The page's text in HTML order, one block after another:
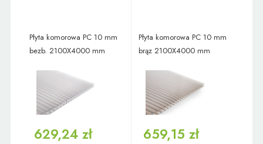
Płyta komorowa PC 10 mm
bezb. 2100X4000 mm
629,24 zł
Płyta komorowa PC 10 mm
brąz 2100X4000 mm
659,15 zł